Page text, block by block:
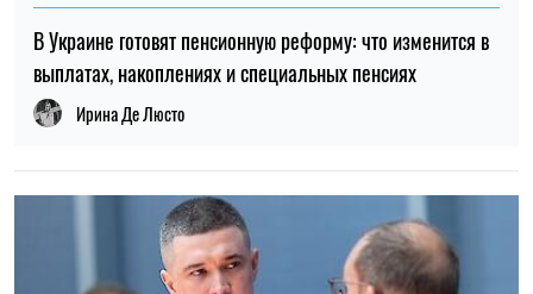
12:37, 31.07.2026
Федоров рассказал о конфликте вокруг реформ армии,
отношении к протестам и будущем войны – интервью NYT
Ирина Де Люсто